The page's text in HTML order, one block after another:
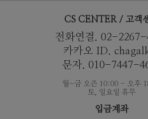
CS CENTER / 고객
전화연결. 02-2267-
카카오 ID.
문자. 010-7447-
월~금 오즌 10:00 - 오후
토, 일요일 휴무
입금계좌